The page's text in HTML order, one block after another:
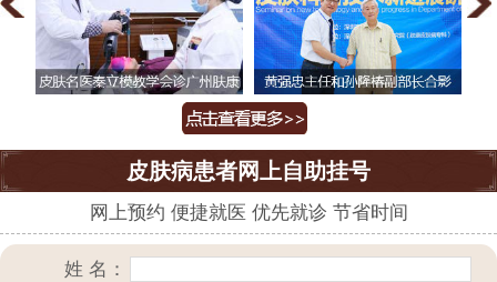
皮肤病患者网上自助挂号
网上预约 便捷就医 优先就诊 节省时间
姓 名：